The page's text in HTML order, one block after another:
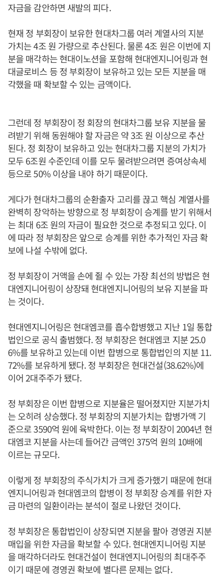
자금을 감안하면 새발의 피다.
현재 정 부회장이 보유한 현대차그룹 여러 계열사의 지분
가치는 4조 원 가량으로 추산된다. 물론 4조 원은 이번에 지
분을 매각하는 현대이노션을 포함해 현대엔지니어링과 현
대글로비스 등 정 부회장이 보유하고 있는 모든 지분을 매
각했을 때 확보할 수 있는 금액이다.
그런데 정 부회장이 정 회장의 현대차그룹 보유 지분을 물
려받기 위해 동원해야 할 자금은 약 3조 원 이상으로 추산
된다. 정 회장이 보유하고 있는 현대차그룹 지분의 가치가
모두 6조원 수준인데 이를 모두 물려받으려면 증여상속세
등으로 50% 이상을 내야 하기 때문이다.
게다가 현대차그룹의 순환출자 고리를 끊고 핵심 계열사를
완벽히 장악하는 방향으로 정 부회장이 승계를 받기 위해서
는 최대 6조 원의 자금이 필요한 것으로 추정되고 있다. 이
에 따라 정 부회장은 앞으로 승계를 위한 추가적인 자금 확
보에 나설 수밖에 없다.
정 부회장이 거액을 손에 쥘 수 있는 가장 최선의 방법은 현
대엔지니어링이 상장돼 현대엔지니어링의 보유 지분을 파
는 것이다.
현대엔지니어링은 현대엠코를 흡수합병했고 지난 1일 통합
법인으로 공식 출범했다. 정 부회장은 현대엠코 지분 25.0
6%를 보유하고 있는데 이번 합병으로 통합법인의 지분 11.
72%를 보유하게 됐다. 정 부회장은 현대건설(38.62%)에
이어 2대주주가 됐다.
정 부회장은 이번 합병으로 지분율은 떨어졌지만 지분가치
는 오히려 상승했다. 정 부회장의 지분가치는 합병가액 기
준으로 3590억 원에 육박한다. 이는 정 부회장이 2004년 현
대엠코 지분을 사는데 들어간 금액인 375억 원의 10배에
이르는 규모다.
이렇게 정 부회장의 주식가치가 크게 증가했기 때문에 현대
엔지니어링과 현대엠코의 합병이 정 부회장 승계를 위한 자
금 마련의 일환이라는 분석이 절로 나왔던 것이다.
정 부회장은 통합법인이 상장되면 지분을 팔아 경영권 지분
매입을 위한 자금을 확보할 수 있다. 현대엔지니어링 지분
을 매각하더라도 현대건설이 현대엔지니어링의 최대주주
이기 때문에 경영권 확보에 별다른 문제는 없다.